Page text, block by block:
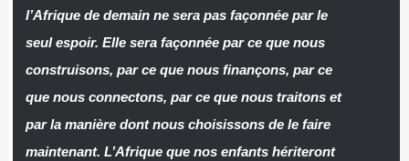
l’Afrique de demain ne sera pas façonnée par le
seul espoir. Elle sera façonnée par ce que nous
construisons, par ce que nous finançons, par ce
que nous connectons, par ce que nous traitons et
par la manière dont nous choisissons de le faire
maintenant. L’Afrique que nos enfants hériteront